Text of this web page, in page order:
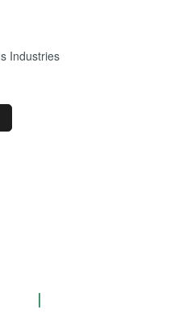
Industries
|